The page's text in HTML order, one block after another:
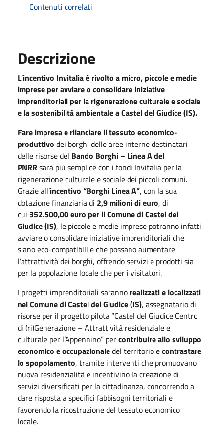
Contenuti correlati
Descrizione
L’incentivo Invitalia è rivolto a micro, piccole e medie
imprese per avviare o consolidare iniziative
imprenditoriali per la rigenerazione culturale e sociale
e la sostenibilità ambientale a Castel del Giudice (IS).
Fare impresa e rilanciare il tessuto economico-
produttivo dei borghi delle aree interne destinatari
delle risorse del Bando Borghi – Linea A del
PNRRsarà più semplice con i fondi Invitalia per la
rigenerazione culturale e sociale dei piccoli comuni.
Grazie all’incentivo “Borghi Linea A”, con la sua
dotazione finanziaria di 2,9 milioni di euro, di
cui 352.500,00 euro per il Comune di Castel del
Giudice (IS), le piccole e medie imprese potranno infatti
avviare o consolidare iniziative imprenditoriali che
siano eco-compatibili e che possano aumentare
l’attrattività dei borghi, offrendo servizi e prodotti sia
per la popolazione locale che per i visitatori.
I progetti imprenditoriali saranno realizzati e localizzati
nel Comune di Castel del Giudice (IS), assegnatario di
risorse per il progetto pilota “Castel del Giudice Centro
di (ri)Generazione – Attrattività residenziale e
culturale per l’Appennino” percontribuire allo sviluppo
economico e occupazionaledel territorio econtrastare
lo spopolamento, tramite interventi che promuovano
nuova residenzialità e incentivino la creazione di
servizi diversificati per la cittadinanza, concorrendo a
dare risposta a specifici fabbisogni territoriali e
favorendo la ricostruzione del tessuto economico
locale.